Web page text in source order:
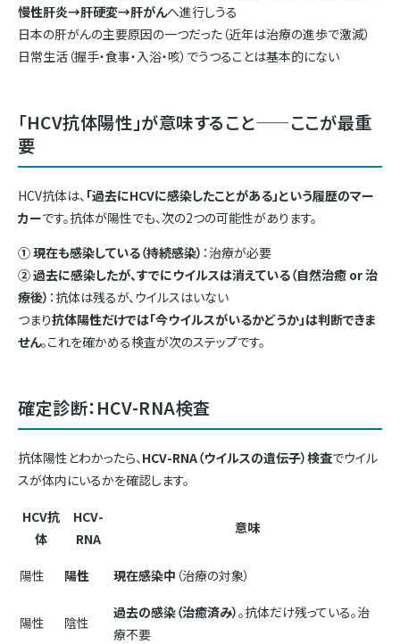
慢性肝炎→肝硬変→肝がんへ進行しうる
日本の肝がんの主要原因の一つだった（近年は治療の進歩で激減）
日常生活（握手・食事・入浴・咳）でうつることは基本的にない
「HCV抗体陽性」が意味すること——ここが最重
要
HCV抗体は、 「過去にHCVに感染したことがある」という履歴のマー
カーです。抗体が陽性でも、次の2つの可能性があります。
① 現在も感染している（持続感染） ：治療が必要
② 過去に感染したが、すでにウイルスは消えている（自然治癒 or 治
療後） ：抗体は残るが、ウイルスはいない
つまり抗体陽性だけでは「今ウイルスがいるかどうか」は判断できま
せん。これを確かめる検査が次のステップです。
確定診断：HCV-RNA検査
抗体陽性とわかったら、 HCV-RNA（ウイルスの遺伝子）検査でウイル
スが体内にいるかを確認します。
HCV抗
体
HCV-
RNA
意味
陽性 陽性 現在感染中 （治療の対象）
陽性 陰性
過去の感染（治癒済み）。抗体だけ残っている。治
療不要